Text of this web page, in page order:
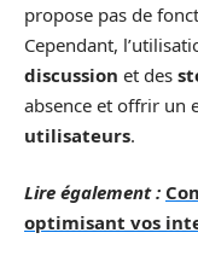
propose pas de
Cependant,
discussion et des
absence et offrir un
utilisateurs.
Lire également :
optimisant vos